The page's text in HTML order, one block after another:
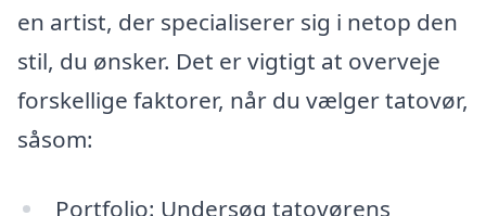
en artist, der specialiserer sig i netop den
stil, du ønsker. Det er vigtigt at overveje
forskellige faktorer, når du vælger tatovør,
såsom:
Portfolio: Undersøg tatovørens